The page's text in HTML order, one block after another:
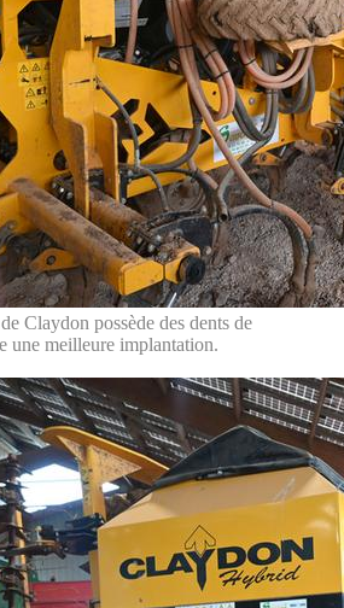
Claydon possède des dents de
une meilleure implantation.